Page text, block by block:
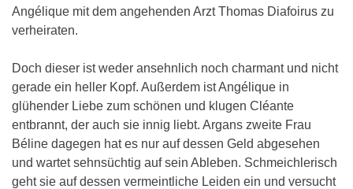
Angélique mit dem angehenden Arzt Thomas Diafoirus zu
verheiraten.
Doch dieser ist weder ansehnlich noch charmant und nicht
gerade ein heller Kopf. Außerdem ist Angélique in
glühender Liebe zum schönen und klugen Cléante
entbrannt, der auch sie innig liebt. Argans zweite Frau
Béline dagegen hat es nur auf dessen Geld abgesehen
und wartet sehnsüchtig auf sein Ableben. Schmeichlerisch
geht sie auf dessen vermeintliche Leiden ein und versucht